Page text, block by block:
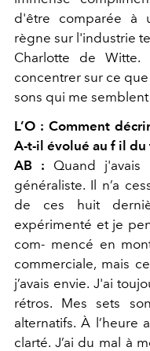
d'être comparée à
règne sur l'industrie
Charlotte de Witte.
concentrer sur ce
sons qui me
L’O : Comment
A-t-il évolué au f il du
AB :
Quand
généraliste. Il n’a
de ces huit
expérimenté et je
com- mencé en
commerciale, mais
j’avais envie. J'ai
rétros. Mes sets
alternatifs. À l’heure
clarté. J’ai du mal à